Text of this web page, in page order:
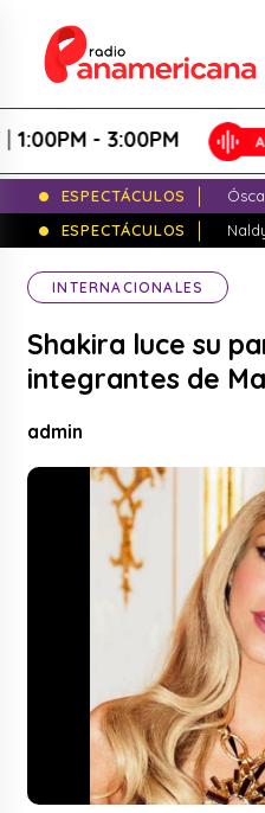
- 3:00PM
ESPECTÁCULOS
ESPECTÁCULOS
INTERNACIONALES
Shakira luce su
integrantes de
admin